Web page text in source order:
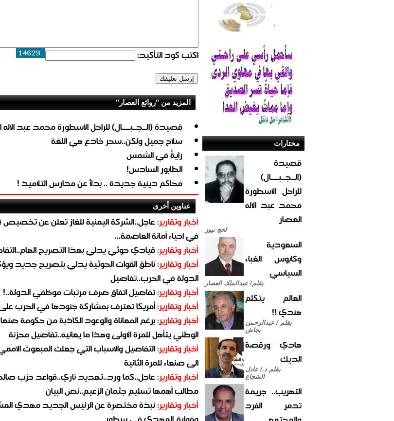
مختارات
قصيدة
(الــجــبــــال)
للراحل الأسطورة
محمد عبد الاله
العصار
لحج نيوز
السعودية
وكابوس الغباء
السياسي
بقلم/ عبدالملك العصار
العالم يتكلم
هندي !!
بقلم / عبدالرحمن
بجاش
هادي ورقصة
الديك
بقلم د./ عادل
الشجاع
التهريب.. جريمة
تدمر الفرد
اكتب كود التأكيد:
المزيد من "روائع العصار"
قصيدة (الــجــبــــال) للراحل الأسطورة محمد عبد الاله
سلاح جميل ولكن..سحر خادع هي اللغة
رايةٌ في الشمس
الطابور السادس!
محاكم دينية جديدة .. بدلاً عن مدارس التلاميذ !
عناوين أخرى
أخبار وتقارير:
في احياء أمانة العاصمة...
أخبار وتقارير:قيادي حوثي يدلي بهذا التصريح
أخبار وتقارير:ناطق القوات الحوثية يدلي بتصريح جديد
الدولة في الحرب..تفاصيل
أخبار وتقارير:تفاصيل اتفاق صرف مرتبات موظفي الدولة..!
أخبار وتقارير:أمريكا تعترف بمشاركة جنودها في الحرب
أخبار وتقارير:برغم المعاناة والوعود الكاذبة من حكومة
الوطني يتأهل للمرة الاولى وهذا ما يعانيه..تفاصيل محزنة
أخبار وتقارير:التفاصيل والاسباب التي جعلت المبعوث
الى صنعاء للمرة الثانية
أخبار وتقارير:عاجل..كما ورد..تهديد ناري..قواعد حزب
مطالب أهمها تسليم جثمان الزعيم..نص البيان
أخبار وتقارير:نبذة مختصرة عن الرئيس الجديد مهدي